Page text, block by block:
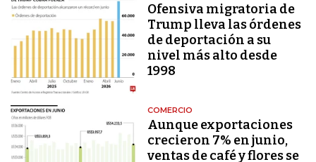
Ofensiva migratoria de
Trump lleva las órdenes
de deportación a su
nivel más alto desde
1998
COMERCIO
Aunque exportaciones
crecieron 7% en junio,
ventas de café y flores se